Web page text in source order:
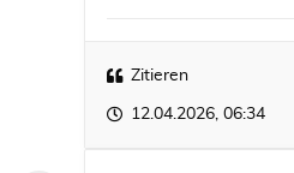
Zitieren
12.04.2026, 06:34